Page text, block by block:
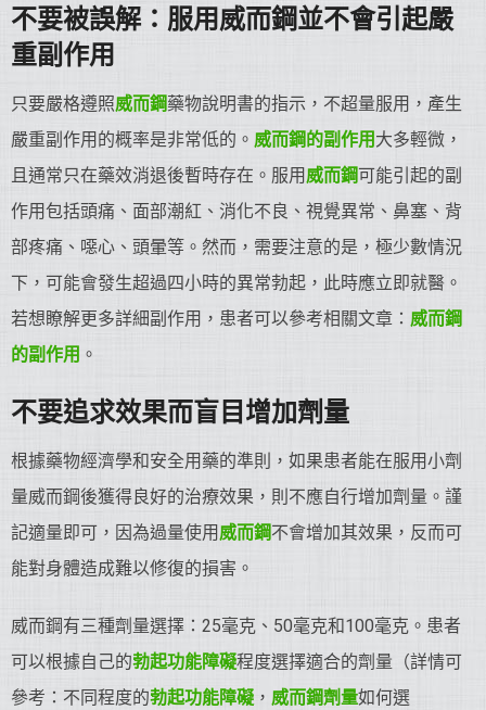
不要被誤解：服用威而鋼並不會引起嚴
重副作用
只要嚴格遵照威而鋼藥物說明書的指示，不超量服用，產生
嚴重副作用的概率是非常低的。 威而鋼的副作用 大多輕微，
且通常只在藥效消退後暫時存在。服用 威而鋼可能引起的副
作用包括頭痛、面部潮紅、消化不良、視覺異常、鼻塞、背
部疼痛、噁心、頭暈等。然而，需要注意的是，極少數情況
下，可能會發生超過四小時的異常勃起，此時應立即就醫。
若想瞭解更多詳細副作用，患者可以參考相關文章： 威而鋼
的副作用 。
不要追求效果而盲目增加劑量
根據藥物經濟學和安全用藥的準則，如果患者能在服用小劑
量威而鋼後獲得良好的治療效果，則不應自行增加劑量。謹
記適量即可，因為過量使用 威而鋼不會增加其效果，反而可
能對身體造成難以修復的損害。
威而鋼有三種劑量選擇：25毫克、50毫克和100毫克。患者
可以根據自己的勃起功能障礙程度選擇適合的劑量（詳情可
參考：不同程度的勃起功能障礙 ， 威而鋼劑量如何選